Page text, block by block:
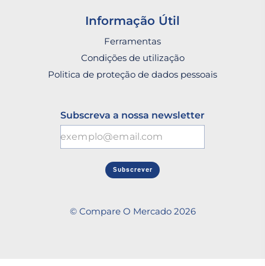
Informação Útil
Ferramentas
Condições de utilização
Politica de proteção de dados pessoais
Subscreva a nossa newsletter
Subscrever
© Compare O Mercado 2026